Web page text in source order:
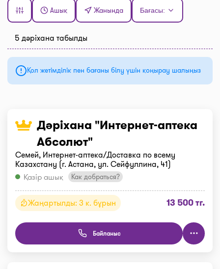
Ашық Жанында Бағасы:
5 дәріхана табылды
Қол жетімділік пен бағаны білу үшін қоңырау шалыңыз
Дәріхана "Интернет-аптека
Абсолют"
Семей, Интернет-аптека/Доставка по всему
Казахстану (г. Астана, ул. Сейфуллина, 41)
Қазір ашық
Как добраться?
Жаңартылды: 3 к. бұрын 13 500 тг.
Байланыс